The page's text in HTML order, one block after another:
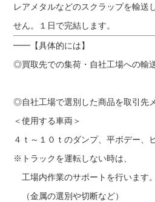
レアメタルなどのスクラップを輸送
せん。１日で完結します。
━━【具体的には】
◎買取先での集荷・自社工場への輸
◎自社工場で選別した商品を取引先
＜使用する車両＞
４ｔ～１０ｔのダンプ、平ボデー、
※トラックを運転しない時は、
工場内作業のサポートを行います。
（金属の選別や切断など）